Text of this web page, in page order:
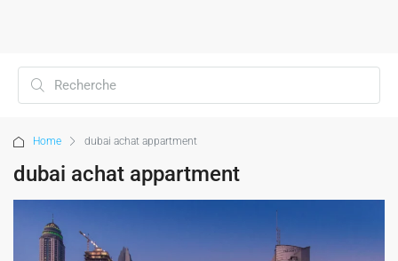
Home dubai achat appartment
dubai achat appartment